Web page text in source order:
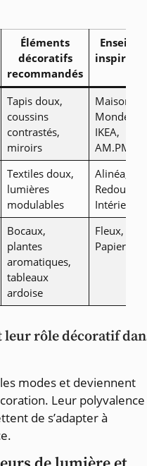
Éléments
décoratifs
recommandés
Tapis doux,
coussins
contrastés,
miroirs
Maisons
Monde,
IKEA,
AM.PM
Textiles doux,
lumières
modulables
Alinéa, La
Redoute
Intérieurs
Bocaux,
plantes
aromatiques,
tableaux
ardoise
Fleux,
Papier
rôle décoratif
modes et deviennent
Leur polyvalence
de s’adapter à